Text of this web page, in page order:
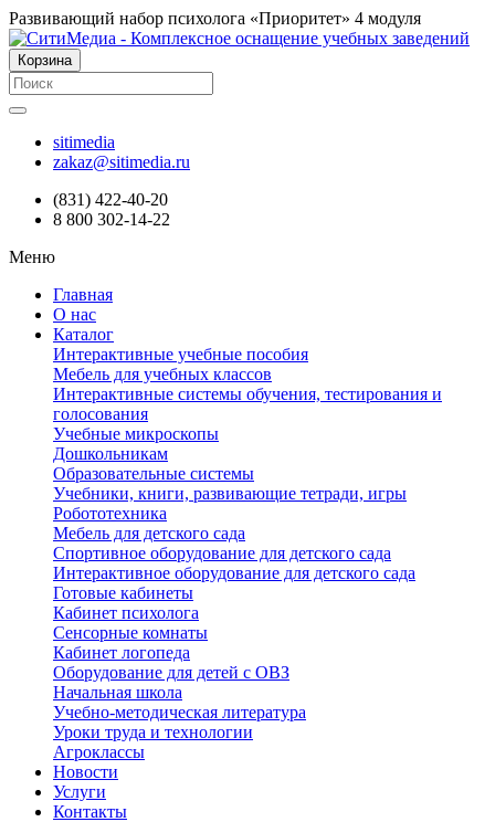
Развивающий набор психолога «Приоритет» 4 модуля
Корзина
sitimedia
zakaz@sitimedia.ru
(831) 422-40-20
8 800 302-14-22
Меню
Главная
О нас
Каталог
Интерактивные учебные пособия
Мебель для учебных классов
Интерактивные системы обучения, тестирования и
голосования
Учебные микроскопы
Дошкольникам
Образовательные системы
Учебники, книги, развивающие тетради, игры
Робототехника
Мебель для детского сада
Спортивное оборудование для детского сада
Интерактивное оборудование для детского сада
Готовые кабинеты
Кабинет психолога
Сенсорные комнаты
Кабинет логопеда
Оборудование для детей с ОВЗ
Начальная школа
Учебно-методическая литература
Уроки труда и технологии
Агроклассы
Новости
Услуги
Контакты